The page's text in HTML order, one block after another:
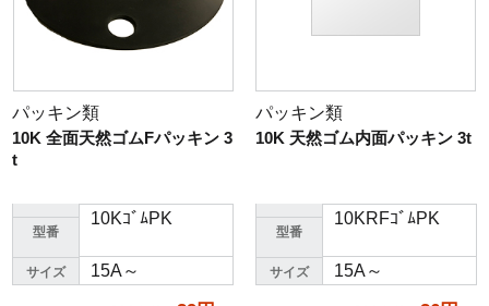
パッキン類
10K 全面天然ゴムFパッキン 3
t
型番
10KｺﾞﾑPK
サイズ 15A～
パッキン類
10K 天然ゴム内面パッキン 3t
型番
10KRFｺﾞﾑPK
サイズ 15A～